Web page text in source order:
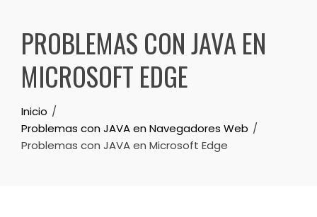
PROBLEMAS CON JAVA EN
MICROSOFT EDGE
Inicio
Problemas con JAVA en Navegadores Web
Problemas con JAVA en Microsoft Edge